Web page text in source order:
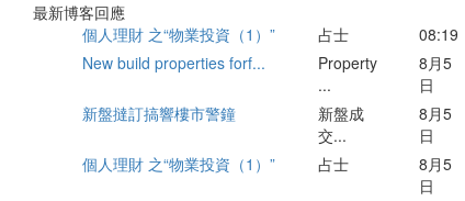
最新博客回應
個人理財 之“物業投資（1）”
占士
08:19
New build properties forf...
Property
...
8月5
日
新盤撻訂搞響樓市警鐘
新盤成
交...
8月5
日
個人理財 之“物業投資（1）”
占士
8月5
日